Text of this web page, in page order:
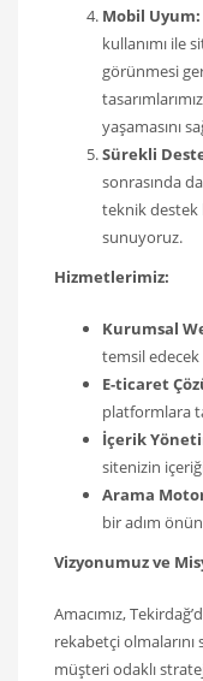
Mobil Uyum:
kullanımı ile
görünmesi
yaşamasını
Sürekli
sonrasında
teknik destek
sunuyoruz.
Hizmetlerimiz:
Kurumsal
temsil
E-ticaret
platformlara
İçerik
sitenizin
Arama
bir adım
Vizyonumuz ve
Amacımız,
rekabetçi olmalarını
müşteri odaklı